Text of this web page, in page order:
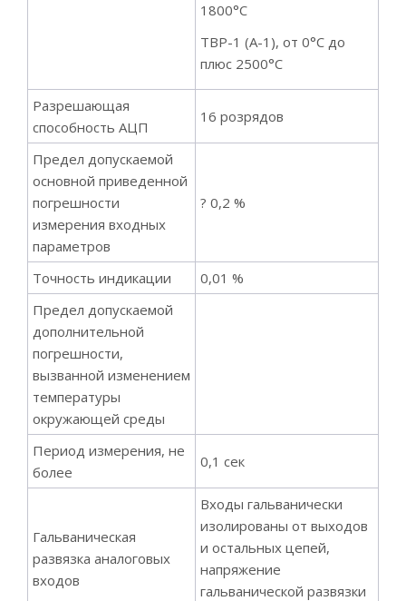
1800°С
ТВР-1 (А-1), от 0°С до
плюс 2500°С
Разрешающая
способность АЦП
16 розрядов
Предел допускаемой
основной приведенной
погрешности
измерения входных
параметров
? 0,2 %
Точность индикации
0,01 %
Предел допускаемой
дополнительной
погрешности,
вызванной изменением
температуры
окружающей среды
Период измерения, не
более
0,1 сек
Гальваническая
развязка аналоговых
входов
Входы гальванически
изолированы от выходов
и остальных цепей,
напряжение
гальванической развязки